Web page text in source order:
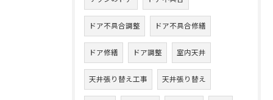
ドア不具合調整 ドア不具合修繕
ドア修繕 ドア調整 室内天井
天井張り替え工事 天井張り替え